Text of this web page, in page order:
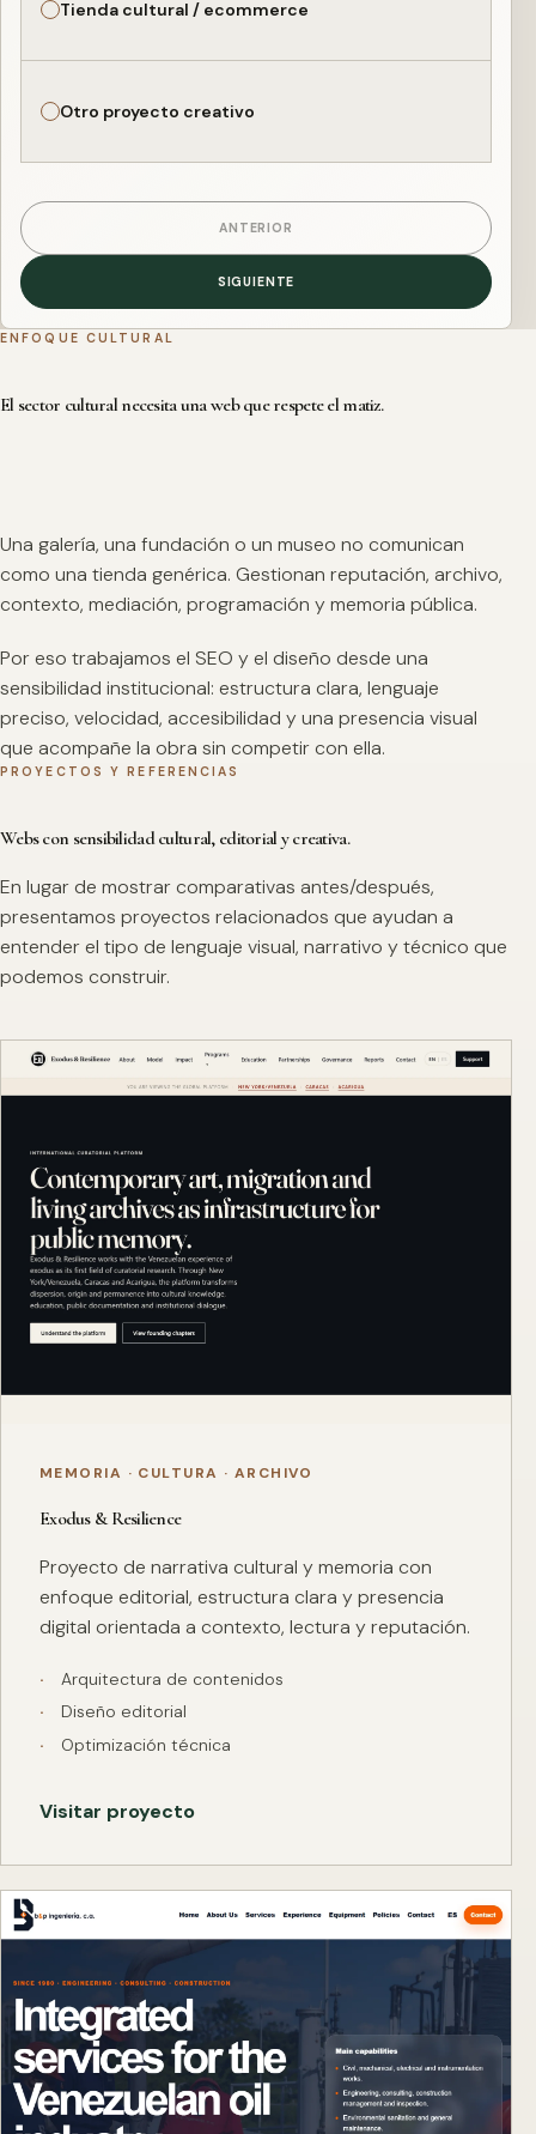
Tienda cultural / ecommerce
Otro proyecto creativo
ANTERIOR
SIGUIENTE
ENFOQUE CULTURAL
El sector cultural necesita una web que respete el matiz.
Una galería, una fundación o un museo no comunican
como una tienda genérica. Gestionan reputación, archivo,
contexto, mediación, programación y memoria pública.
Por eso trabajamos el SEO y el diseño desde una
sensibilidad institucional: estructura clara, lenguaje
preciso, velocidad, accesibilidad y una presencia visual
que acompañe la obra sin competir con ella.
PROYECTOS Y REFERENCIAS
Webs con sensibilidad cultural, editorial y creativa.
En lugar de mostrar comparativas antes/después,
presentamos proyectos relacionados que ayudan a
entender el tipo de lenguaje visual, narrativo y técnico que
podemos construir.
MEMORIA · CULTURA · ARCHIVO
Exodus & Resilience
Proyecto de narrativa cultural y memoria con
enfoque editorial, estructura clara y presencia
digital orientada a contexto, lectura y reputación.
Arquitectura de contenidos
Diseño editorial
Optimización técnica
Visitar proyecto